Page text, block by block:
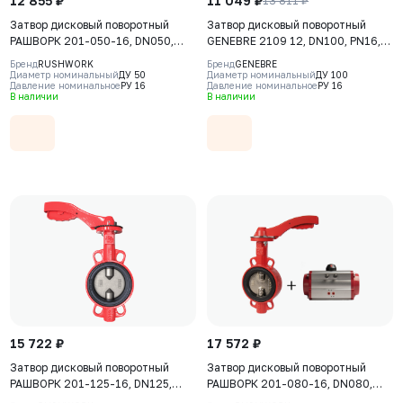
Затвор дисковый поворотный
РАШВОРК 201-050-16, DN050,
PN16, корпус - GJL-250 (GG25),
диск - AISI304 (CF8), уплотнение
- EPDM, М/Ф, с
БрендRUSHWORK
Диаметр номинальныйДУ 50
Давление номинальноеРУ 16
В наличии
Затвор дисковый поворотный
GENEBRE 2109 12, DN100, PN16,
корпус - GJL-200 (GG20), диск -
CF8M (AISI316), уплотнение -
EPDM, М/Ф, рукоятка
БрендGENEBRE
Диаметр номинальныйДУ 100
Давление номинальноеРУ 16
В наличии
15 722 ₽
Затвор дисковый поворотный
РАШВОРК 201-125-16, DN125,
PN16, корпус - GJL-250 (GG25),
17 572 ₽
Затвор дисковый поворотный
РАШВОРК 201-080-16, DN080,
PN16, корпус - GJL-250 (GG25),